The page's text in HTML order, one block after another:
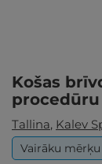
Košas
procedūru
Tallina, Kalev
Vairāku